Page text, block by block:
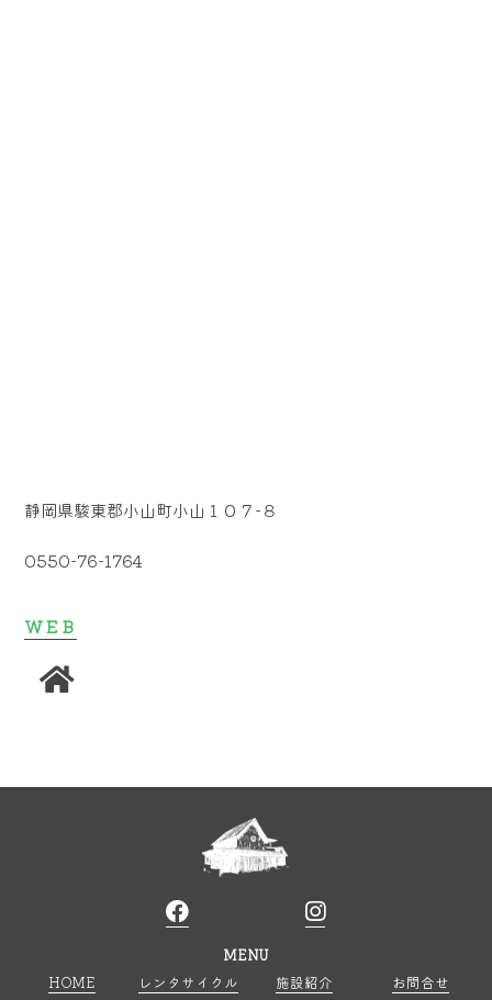
静岡県駿東郡小山町小山１０７−８
0550-76-1764
WEB
MENU
HOME
レンタサイクル 施設紹介 お問合せ